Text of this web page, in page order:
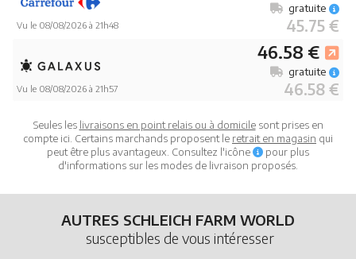
Vu le 08/08/2026 à 21h48 45.75 €
gratuite
Vu le 08/08/2026 à 21h57
46.58 €
46.58 €
gratuite
Seules les livraisons en point relais ou à domicilesont prises en
compte ici. Certains marchands proposent le retrait en magasin qui
peut être plus avantageux. Consultez l'icône
pour plus
d'informations sur les modes de livraison proposés.
AUTRES SCHLEICH FARM WORLD
susceptibles de vous intéresser